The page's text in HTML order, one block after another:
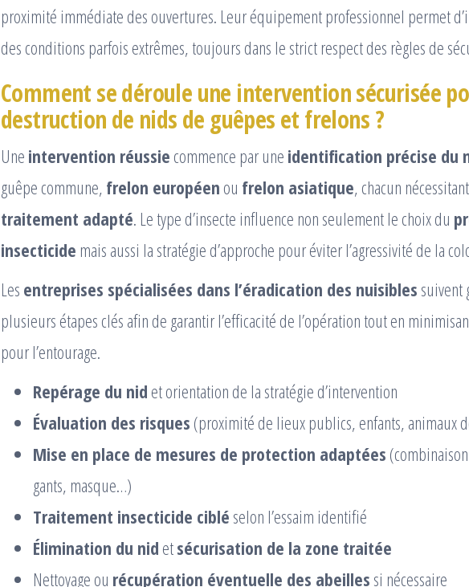
proximité immédiate des ouvertures. Leur équipement professionnel permet
des conditions parfois extrêmes, toujours dans le strict respect des règles de
Comment se déroule une intervention sécurisée
destruction de nids de guêpes et frelons ?
Une intervention réussie commence par une identification précise du
guêpe commune, frelon européen ou frelon asiatique, chacun
traitement adapté. Le type d’insecte influence non seulement le choix du
insecticide mais aussi la stratégie d’approche pour éviter l’agressivité de la
Les entreprises spécialisées dans l’éradication des nuisibles suivent
plusieurs étapes clés afin de garantir l’efficacité de l’opération tout en
pour l’entourage.
Repérage du nid et orientation de la stratégie d’intervention
Évaluation des risques (proximité de lieux publics, enfants, animaux
Mise en place de mesures de protection adaptées
gants, masque…)
Traitement insecticide ciblé selon l’essaim identifié
Élimination du nid etsécurisation de la zone traitée
Nettoyage ou récupération éventuelle des abeilles si nécessaire